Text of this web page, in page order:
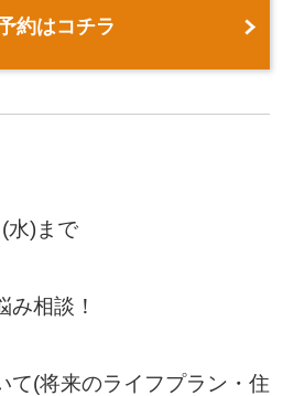
約はコチラ
水)まで
み相談！
て(将来のライフプラン・住